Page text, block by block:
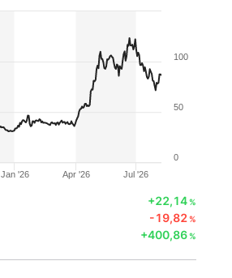
Jan '26 Apr '26 Jul '26
0
50
100
+22,14%
-19,82%
+400,86%